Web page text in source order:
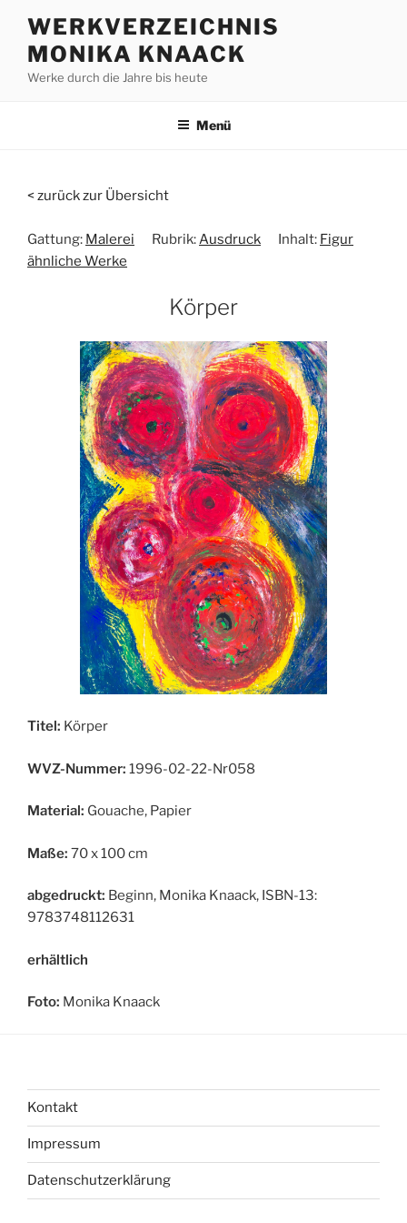
Inhalt
springen
WERKVERZEICHNIS
MONIKA KNAACK
Werke durch die Jahre bis heute
Menü
< zurück zur Übersicht
Gattung: Malerei Rubrik: Ausdruck Inhalt: Figur
ähnliche Werke
Körper
Titel: Körper
WVZ-Nummer: 1996-02-22-Nr058
Material: Gouache, Papier
Maße: 70 x 100 cm
abgedruckt: Beginn, Monika Knaack, ISBN-13:
9783748112631
erhältlich
Foto: Monika Knaack
Kontakt
Impressum
Datenschutzerklärung